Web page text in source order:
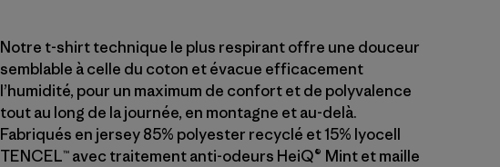
Notre t-shirt technique le plus respirant offre une douceur
semblable à celle du coton et évacue efficacement
l’humidité, pour un maximum de confort et de polyvalence
tout au long de la journée, en montagne et au-delà.
Fabriqués en jersey 85% polyester recyclé et 15% lyocell
TENCEL™ avec traitement anti-odeurs HeiQ® Mint et maille